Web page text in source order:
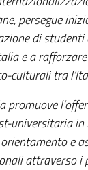
persegue
di
e a
culturali tra
promuove
universitaria in
e
attraverso i